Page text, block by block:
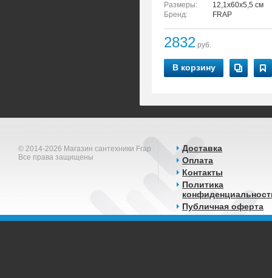
Размеры:
12,1x60x5,5 см
Бренд:
FRAP
2832 руб.
В корзину
© 2014-2026 Магазин сантехники Frap
Все права защищены
Доставка
Оплата
Контакты
Политика
Публичная оферта